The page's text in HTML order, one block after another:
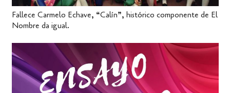
Fallece Carmelo Echave, “Calín”, histórico componente de El
Nombre da igual.